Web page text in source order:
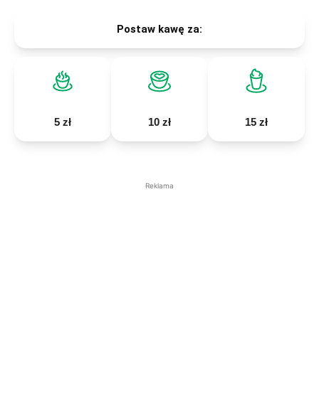
Postaw kawę za:
5 zł 10 zł 15 zł
Reklama